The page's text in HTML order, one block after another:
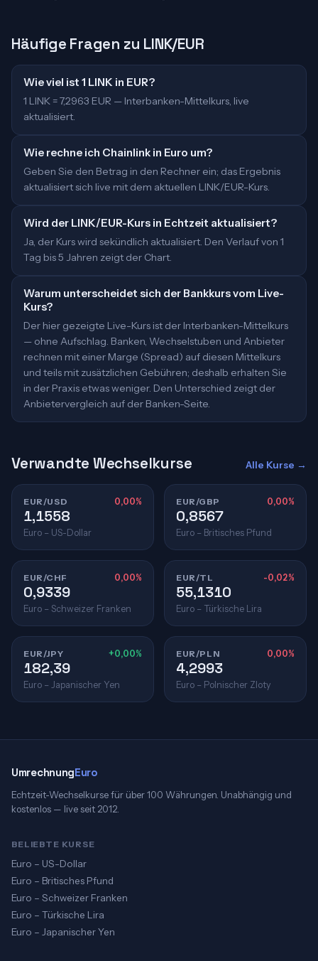
Häufige Fragen zu LINK/EUR
Wie viel ist 1 LINK in EUR?
1 LINK = 7,2963 EUR — Interbanken-Mittelkurs, live
aktualisiert.
Wie rechne ich Chainlink in Euro um?
Geben Sie den Betrag in den Rechner ein; das Ergebnis
aktualisiert sich live mit dem aktuellen LINK/EUR-Kurs.
Wird der LINK/EUR-Kurs in Echtzeit aktualisiert?
Ja, der Kurs wird sekündlich aktualisiert. Den Verlauf von 1
Tag bis 5 Jahren zeigt der Chart.
Warum unterscheidet sich der Bankkurs vom Live-
Kurs?
Der hier gezeigte Live-Kurs ist der Interbanken-Mittelkurs
— ohne Aufschlag. Banken, Wechselstuben und Anbieter
rechnen mit einer Marge (Spread) auf diesen Mittelkurs
und teils mit zusätzlichen Gebühren; deshalb erhalten Sie
in der Praxis etwas weniger. Den Unterschied zeigt der
Anbietervergleich auf der Banken-Seite.
Verwandte Wechselkurse Alle Kurse →
EUR/USD 0,00%
1,1558
Euro – US-Dollar
EUR/GBP 0,00%
0,8567
Euro – Britisches Pfund
EUR/CHF 0,00%
0,9339
Euro – Schweizer Franken
EUR/TL -0,02%
55,1310
Euro – Türkische Lira
EUR/JPY +0,00%
182,39
Euro – Japanischer Yen
EUR/PLN 0,00%
4,2993
Euro – Polnischer Zloty
UmrechnungEuro
Echtzeit-Wechselkurse für über 100 Währungen. Unabhängig und
kostenlos — live seit 2012.
BELIEBTE KURSE
Euro – US-Dollar
Euro – Britisches Pfund
Euro – Schweizer Franken
Euro – Türkische Lira
Euro – Japanischer Yen